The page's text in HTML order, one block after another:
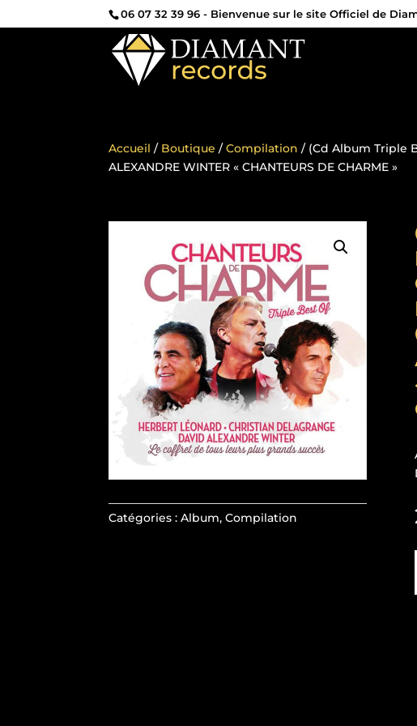
06 07 32 39 96 - Bienvenue sur le site Officiel de
Accueil / Boutique /Compilation / (Cd Album Triple
ALEXANDRE WINTER « CHANTEURS DE CHARME »
Catégories :Album,Compilation